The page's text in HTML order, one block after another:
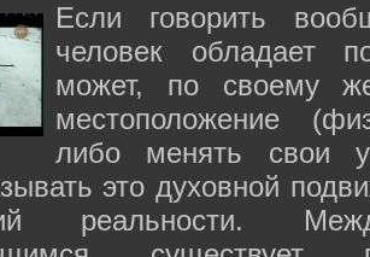
Если говорить
человек обладает
может, по своему
местоположение
либо менять свои
это духовной
реальности.